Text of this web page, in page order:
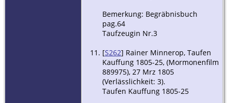
Bemerkung: Begräbnisbuch
pag.64
Taufzeugin Nr.3
[S262] Rainer Minnerop, Taufen
Kauffung 1805-25, (Mormonenfilm
889975), 27 Mrz 1805
(Verlässlichkeit: 3).
Taufen Kauffung 1805-25